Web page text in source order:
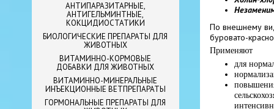
АНТИПАРАЗИТАРНЫЕ,
АНТИГЕЛЬМИНТНЫЕ,
КОКЦИДИОСТАТИКИ
БИОЛОГИЧЕСКИЕ ПРЕПАРАТЫ ДЛЯ
ЖИВОТНЫХ
ВИТАМИННО-КОРМОВЫЕ
ДОБАВКИ ДЛЯ ЖИВОТНЫХ
ВИТАМИННО-МИНЕРАЛЬНЫЕ
ИНЪЕКЦИОННЫЕ ВЕТПРЕПАРАТЫ
ГОРМОНАЛЬНЫЕ ПРЕПАРАТЫ ДЛЯ
По внешнему
буровато-
Применяют
для